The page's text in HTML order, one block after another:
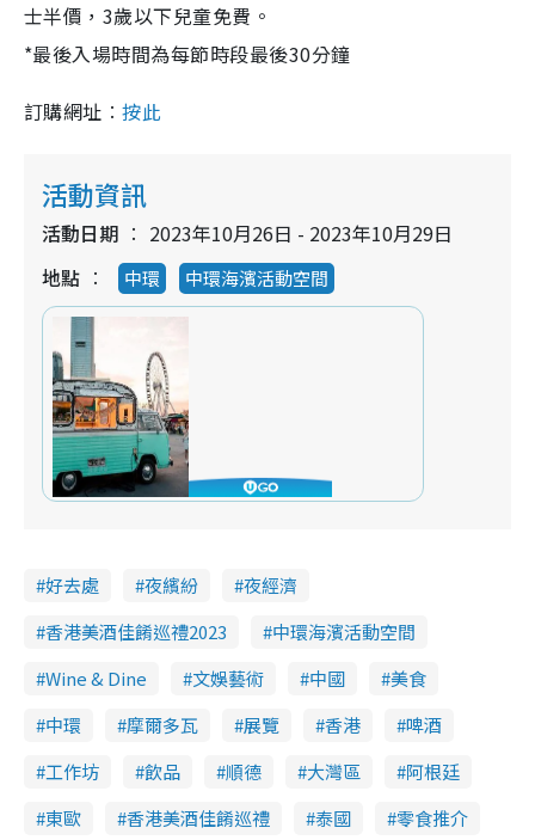
士半價，3歲以下兒童免費。
*最後入場時間為每節時段最後30分鐘
訂購網址︰按此
活動資訊
活動日期
2023年10月26日 - 2023年10月29日
地點
中環 中環海濱活動空間
好去處 夜繽紛
夜經濟
香港美酒佳餚巡禮2023
中環海濱活動空間
Wine & Dine
文娛藝術 中國
美食
中環
摩爾多瓦 展覽 香港
啤酒
工作坊
飲品 順德 大灣區
阿根廷
東歐
香港美酒佳餚巡禮 泰國
零食推介